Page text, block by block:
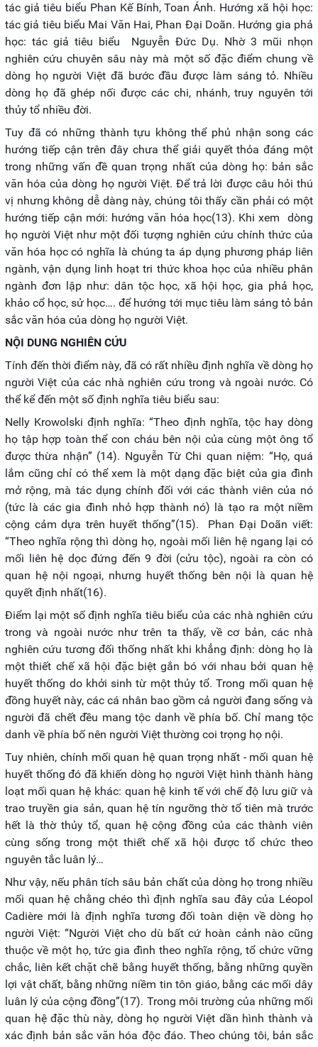
tác giả tiêu biểu Phan Kế Bính, Toan Ánh. Hướng xã hội học:
tác giả tiêu biểu Mai Văn Hai, Phan Đại Doãn. Hướng gia phả
học: tác giả tiêu biểu Nguyễn Đức Dụ. Nhờ 3 mũi nhọn
nghiên cứu chuyên sâu này mà một số đặc điểm chung về
dòng họ người Việt đã bước đầu được làm sáng tỏ. Nhiều
dòng họ đã ghép nối được các chi, nhánh, truy nguyên tới
thủy tổ nhiều đời.
Tuy đã có những thành tựu không thể phủ nhận song các
hướng tiếp cận trên đây chưa thể giải quyết thỏa đáng một
trong những vấn đề quan trọng nhất của dòng họ: bản sắc
văn hóa của dòng họ người Việt. Để trả lời được câu hỏi thú
vị nhưng không dễ dàng này, chúng tôi thấy cần phải có một
hướng tiếp cận mới: hướng văn hóa học(13). Khi xem dòng
họ người Việt như một đối tượng nghiên cứu chính thức của
văn hóa học có nghĩa là chúng ta áp dụng phương pháp liên
ngành, vận dụng linh hoạt tri thức khoa học của nhiều phân
ngành đơn lập như: dân tộc học, xã hội học, gia phả học,
khảo cổ học, sử học…. để hướng tới mục tiêu làm sáng tỏ bản
sắc văn hóa của dòng họ người Việt.
NỘI DUNG NGHIÊN CỨU
Tính đến thời điểm này, đã có rất nhiều định nghĩa về dòng họ
người Việt của các nhà nghiên cứu trong và ngoài nước. Có
thể kể đến một số định nghĩa tiêu biểu sau:
Nelly Krowolski định nghĩa: “Theo định nghĩa, tộc hay dòng
họ tập hợp toàn thể con cháu bên nội của cùng một ông tổ
được thừa nhận” (14). Nguyễn Từ Chi quan niệm: “Họ, quá
lắm cũng chỉ có thể xem là một dạng đặc biệt của gia đình
mở rộng, mà tác dụng chính đối với các thành viên của nó
(tức là các gia đình nhỏ hợp thành nó) là tạo ra một niềm
cộng cảm dựa trên huyết thống”(15). Phan Đại Doãn viết:
“Theo nghĩa rộng thì dòng họ, ngoài mối liên hệ ngang lại có
mối liên hệ dọc đứng đến 9 đời (cửu tộc), ngoài ra còn có
quan hệ nội ngoại, nhưng huyết thống bên nội là quan hệ
quyết định nhất(16).
Điểm lại một số định nghĩa tiêu biểu của các nhà nghiên cứu
trong và ngoài nước như trên ta thấy, về cơ bản, các nhà
nghiên cứu tương đối thống nhất khi khẳng định: dòng họ là
một thiết chế xã hội đặc biệt gắn bó với nhau bởi quan hệ
huyết thống do khởi sinh từ một thủy tổ. Trong mối quan hệ
đồng huyết này, các cá nhân bao gồm cả người đang sống và
người đã chết đều mang tộc danh về phía bố. Chỉ mang tộc
danh về phía bố nên người Việt thường coi trọng họ nội.
Tuy nhiên, chính mối quan hệ quan trọng nhất - mối quan hệ
huyết thống đó đã khiến dòng họ người Việt hình thành hàng
loạt mối quan hệ khác: quan hệ kinh tế với chế độ lưu giữ và
trao truyền gia sản, quan hệ tín ngưỡng thờ tổ tiên mà trước
hết là thờ thủy tổ, quan hệ cộng đồng của các thành viên
cùng sống trong một thiết chế xã hội được tổ chức theo
nguyên tắc luân lý…
Như vậy, nếu phân tích sâu bản chất của dòng họ trong nhiều
mối quan hệ chằng chéo thì định nghĩa sau đây của Léopol
Cadière mới là định nghĩa tương đối toàn diện về dòng họ
người Việt: “Người Việt cho dù bất cứ hoàn cảnh nào cũng
thuộc về một họ, tức gia đình theo nghĩa rộng, tổ chức vững
chắc, liên kết chặt chẽ bằng huyết thống, bằng những quyền
lợi vật chất, bằng những niềm tin tôn giáo, bằng các mối dây
luân lý của cộng đồng”(17). Trong môi trường của những mối
quan hệ đặc thù này, dòng họ người Việt dần hình thành và
xác định bản sắc văn hóa độc đáo. Theo chúng tôi, bản sắc